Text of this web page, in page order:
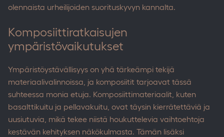
olennaista urheilijoiden suorituskyvyn kannalta.
Komposiittiratkaisujen
ympäristövaikutukset
Ympäristöystävällisyys on yhä tärkeämpi tekijä
materiaalivalinnoissa, ja komposiitit tarjoavat tässä
suhteessa monia etuja. Komposiittimateriaalit, kuten
basalttikuitu ja pellavakuitu, ovat täysin kierrätettäviä ja
uusiutuvia, mikä tekee niistä houkuttelevia vaihtoehtoja
kestävän kehityksen näkökulmasta. Tämän lisäksi